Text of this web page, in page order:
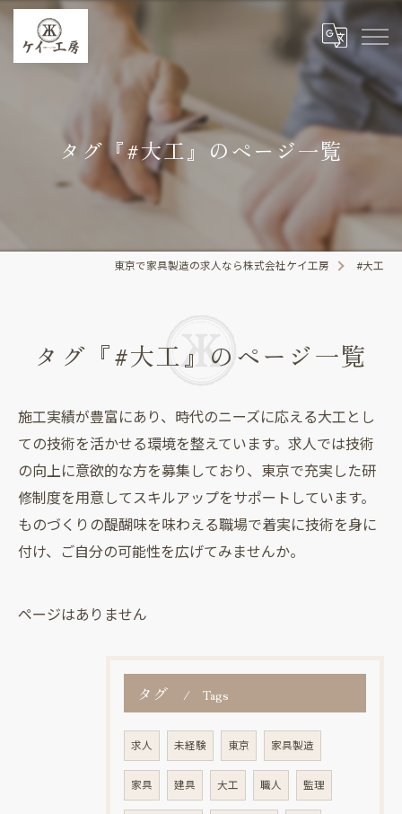
タグ『#大工』のページ一覧
東京で家具製造の求人なら株式会社ケイ工房 #大工
タグ『#大工』のページ一覧
施工実績が豊富にあり、時代のニーズに応える大工とし
ての技術を活かせる環境を整えています。求人では技術
の向上に意欲的な方を募集しており、東京で充実した研
修制度を用意してスキルアップをサポートしています。
ものづくりの醍醐味を味わえる職場で着実に技術を身に
付け、ご自分の可能性を広げてみませんか。
ページはありません
タグ Tags
求人 未経験 東京 家具製造
家具 建具 大工 職人 監理